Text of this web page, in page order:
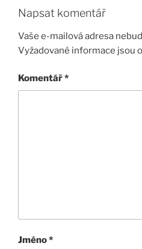
Napsat komentář
Vaše e-mailová adresa
Vyžadované informace jsou
Komentář*
Jméno*